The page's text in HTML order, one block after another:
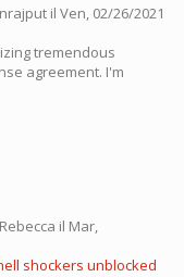
il Ven, 02/26/2021
tremendous
agreement. I'm
il Mar,
shockers unblocked